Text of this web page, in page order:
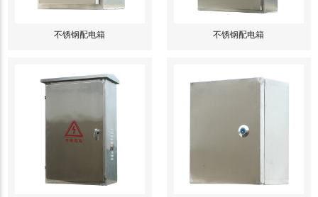
不锈钢配电箱 不锈钢配电箱